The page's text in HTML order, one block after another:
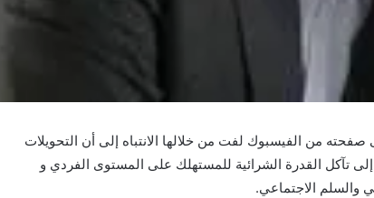
صفحته من الفيسبوك لفت من خلالها الانتباه إلى أن التحويلات
إلى تآكل القدرة الشرائية للمستهلك على المستوى الفردي و
والسلم الاجتماعي.